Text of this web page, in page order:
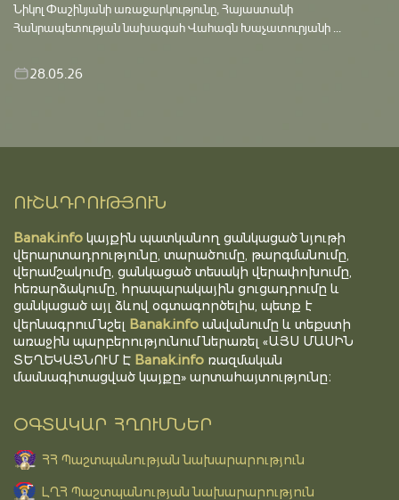
Նիկոլ Փաշինյանի առաջարկությունը, Հայաստանի
Հանրապետության նախագահ Վահագն Խաչատուրյանի ...
28.05.26
ՈՒՇԱԴՐՈՒԹՅՈՒՆ
Banak.info կայքին պատկանող ցանկացած նյութի
վերարտադրությունը, տարածումը, թարգմանումը,
վերամշակումը, ցանկացած տեսակի վերափոխումը,
հեռարձակումը, հրապարակային ցուցադրումը և
ցանկացած այլ ձևով օգտագործելիս, պետք է
վերնագրում նշել Banak.info անվանումը և տեքստի
առաջին պարբերությունում ներառել «ԱՅՍ ՄԱՍԻՆ
ՏԵՂԵԿԱՑՆՈՒՄ Է Banak.info ռազմական
մասնագիտացված կայքը» արտահայտությունը։
ՕԳՏԱԿԱՐ ՀՂՈՒՄՆԵՐ
ՀՀ Պաշտպանության նախարարություն
ԼՂՀ Պաշտպանության նախարարություն